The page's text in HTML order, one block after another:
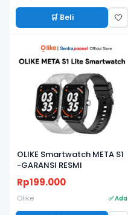
🛒 Beli 🤍
OLIKE Smartwatch META S1
-GARANSI RESMI
Rp199.000
Olike ✅ Ada